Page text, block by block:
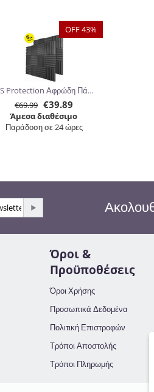
OFF 43%
A2S Protection Αφρώδη Πάνελ Ηχομόνωσης 30.5 x 30.5 x 5cm 24τμχ
€69.99 €39.89
Άμεσα διαθέσιμο
Παράδοση σε 24 ώρες
Όροι &
Προϋποθέσεις
Όροι Χρήσης
Προσωπικά Δεδομένα
Πολιτική Επιστροφών
Τρόποι Αποστολής
Τρόποι Πληρωμής